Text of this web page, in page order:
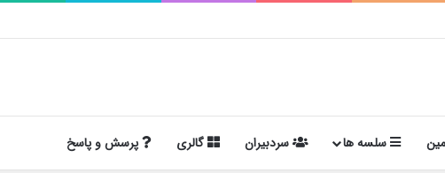
سلسه ها سردبیران گالری پرسش و پاسخ